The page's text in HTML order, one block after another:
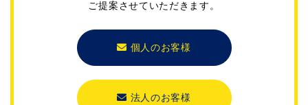
ご提案させていただきます。
個人のお客様
法人のお客様